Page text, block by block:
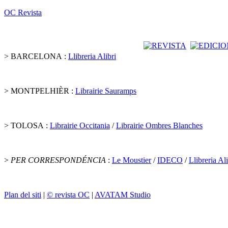
OC Revista
> BARCELONA : Llibreria Alibri
> MONTPELHIÈR : Librairie Sauramps
> TOLOSA : Librairie Occitania /Librairie Ombres Blanches
> PER CORRESPONDÉNCIA : Le Moustier/IDECO /Llibreria
Plan del siti | © revista OC | AVATAM Studio